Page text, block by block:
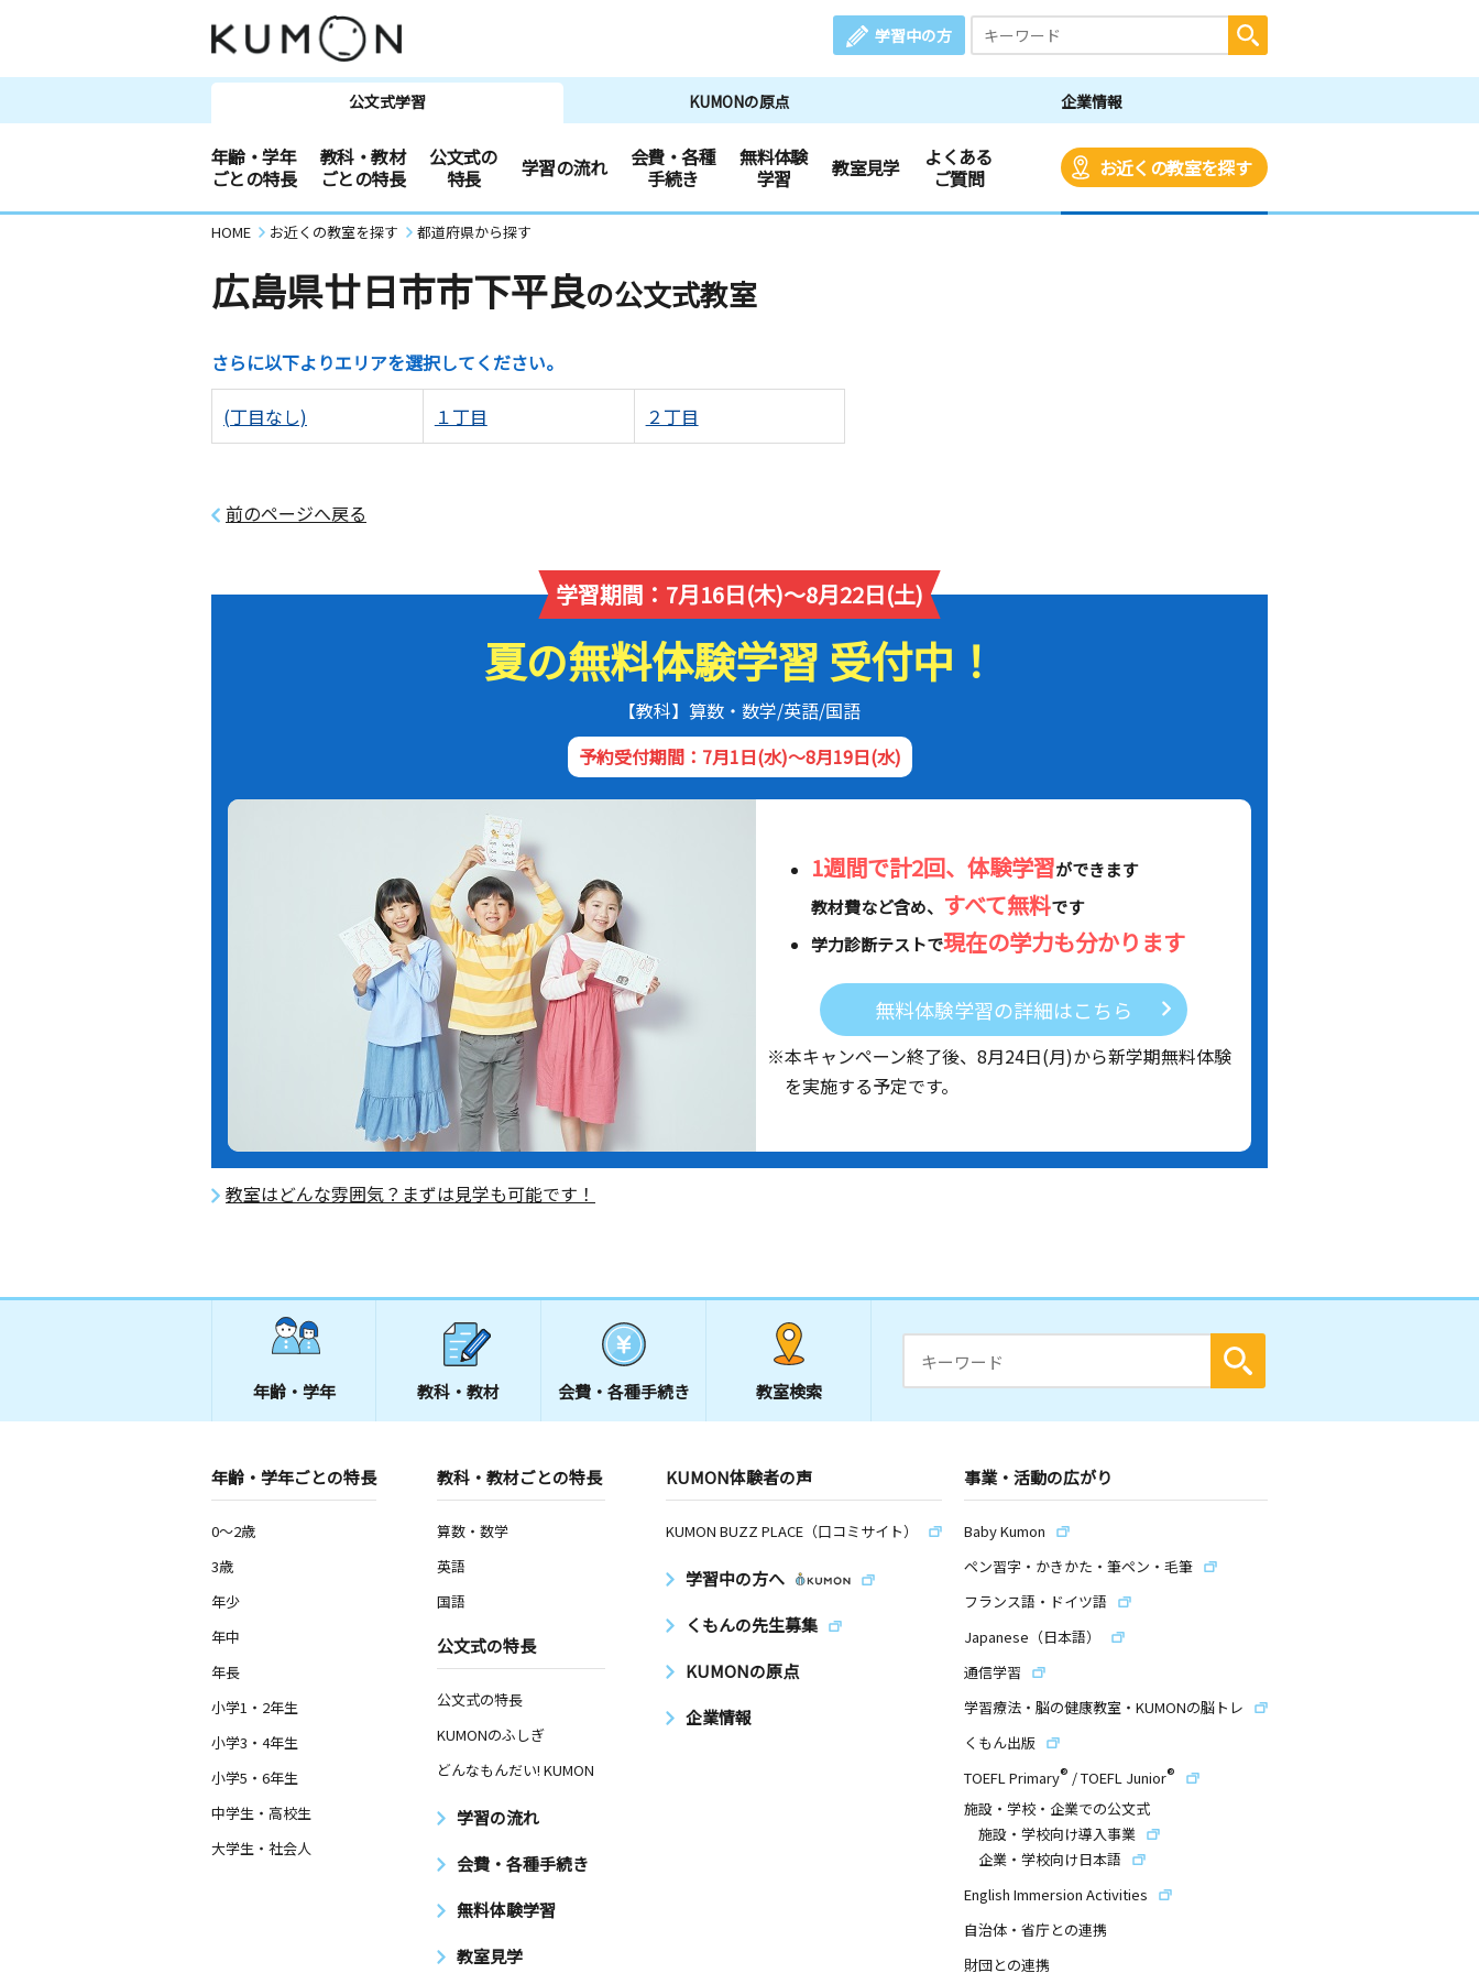
学習中の方
公文式学習 KUMONの原点 企業情報
年齢・学年
ごとの特長
教科・教材
ごとの特長
公文式の
特長
学習の流れ
会費・各種
手続き
無料体験
学習
教室見学
よくある
ご質問
お近くの教室を探す
HOME お近くの教室を探す 都道府県から探す
広島県廿日市市下平良の公文式教室
さらに以下よりエリアを選択してください。
(丁目なし) １丁目 ２丁目
前のページへ戻る
学習期間：7月16日(木)～8月22日(土)
夏の無料体験学習 受付中！
【教科】算数・数学/英語/国語
予約受付期間：7月1日(水)～8月19日(水)
1週間で計2回、体験学習ができます
教材費など含め、 すべて無料です
学力診断テストで現在の学力も分かります
無料体験学習の詳細はこちら
※本キャンペーン終了後、 8月24日(月)から新学期無料体験
を実施する予定です。
教室はどんな雰囲気？まずは見学も可能です！
年齢・学年 教科・教材 会費・ 各種手続き 教室検索
年齢・学年ごとの特長
0～2歳
3歳
年少
年中
年長
小学1・2年生
小学3・4年生
小学5・6年生
中学生・高校生
大学生・社会人
教科・教材ごとの特長
算数・数学
英語
国語
公文式の特長
公文式の特長
KUMONのふしぎ
どんなもんだい! KUMON
学習の流れ
会費・各種手続き
無料体験学習
教室見学
KUMON体験者の声
KUMON BUZZ PLACE（口コミサイト）
学習中の方へ
くもんの先生募集
KUMONの原点
企業情報
事業・活動の広がり
Baby Kumon
ペン習字・かきかた・筆ペン・毛筆
フランス語・ドイツ語
Japanese（日本語）
通信学習
学習療法・脳の健康教室・KUMONの脳トレ
くもん出版
TOEFL Primary® /TOEFL Junior®
施設・学校・企業での公文式
施設・学校向け導入事業
企業・学校向け日本語
English Immersion Activities
自治体・省庁との連携
財団との連携